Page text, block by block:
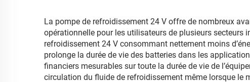
La pompe de refroidissement 24 V offre de nombreux
opérationnelle pour les utilisateurs de plusieurs secteurs
refroidissement 24 V consommant nettement moins
prolonge la durée de vie des batteries dans les
financiers mesurables sur toute la durée de vie de
circulation du fluide de refroidissement même lorsque le